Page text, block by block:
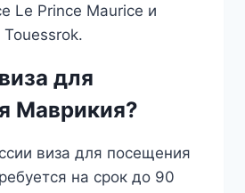
Le Prince Maurice и
Touessrok.
для
Маврикия?
виза для посещения
на срок до 90